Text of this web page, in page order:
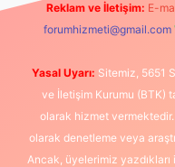
Reklam ve İletişim: E-
forumhizmeti@gmail.com
Yasal Uyarı: Sitemiz, 5651
ve İletişim Kurumu (BTK)
olarak hizmet
olarak denetleme veya
Ancak, üyelerimiz